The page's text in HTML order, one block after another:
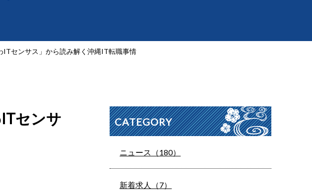
センサス」から読み解く沖縄IT転職事情
センサ
CATEGORY
ニュース（180）
新着求人（7）